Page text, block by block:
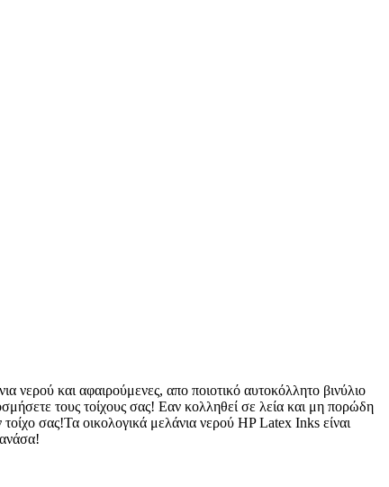
νερού και αφαιρούμενες, απο ποιοτικό αυτοκόλλητο βινύλιο
τους τοίχους σας! Εαν κολληθεί σε λεία και μη πορώδη
σας!Τα οικολογικά μελάνια νερού HP Latex Inks είναι